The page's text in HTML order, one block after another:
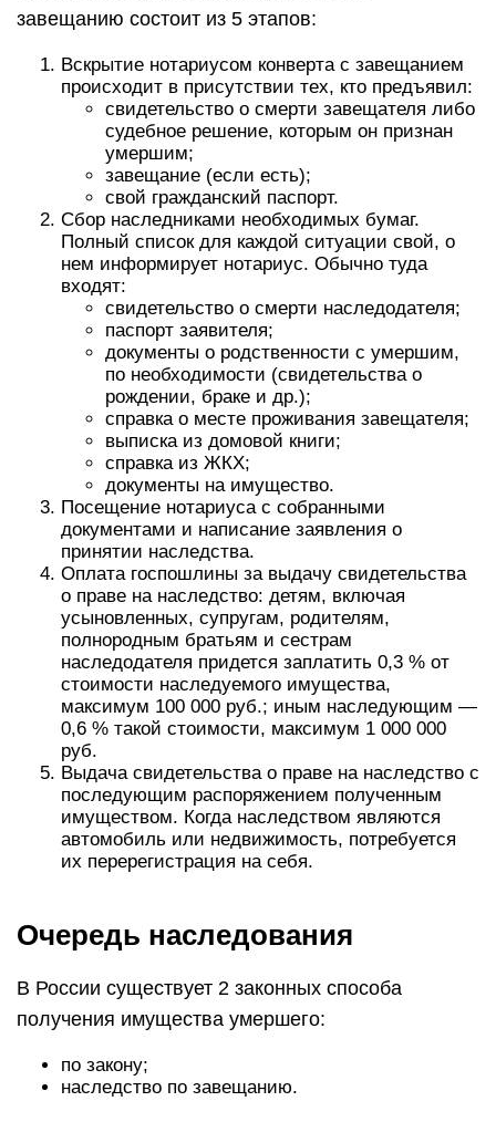
завещанию состоит из 5 этапов:
Вскрытие нотариусом конверта с завещанием
происходит в присутствии тех, кто предъявил:
свидетельство о смерти завещателя либо
судебное решение, которым он признан
умершим;
завещание (если есть);
свой гражданский паспорт.
Сбор наследниками необходимых бумаг.
Полный список для каждой ситуации свой, о
нем информирует нотариус. Обычно туда
входят:
свидетельство о смерти наследодателя;
паспорт заявителя;
документы о родственности с умершим,
по необходимости (свидетельства о
рождении, браке и др.);
справка о месте проживания завещателя;
выписка из домовой книги;
справка из ЖКХ;
документы на имущество.
Посещение нотариуса с собранными
документами и написание заявления о
принятии наследства.
Оплата госпошлины за выдачу свидетельства
о праве на наследство: детям, включая
усыновленных, супругам, родителям,
полнородным братьям и сестрам
наследодателя придется заплатить 0,3 % от
стоимости наследуемого имущества,
максимум 100 000 руб.; иным наследующим —
0,6 % такой стоимости, максимум 1 000 000
руб.
Выдача свидетельства о праве на наследство с
последующим распоряжением полученным
имуществом. Когда наследством являются
автомобиль или недвижимость, потребуется
их перерегистрация на себя.
Очередь наследования
В России существует 2 законных способа
получения имущества умершего:
по закону;
наследство по завещанию.